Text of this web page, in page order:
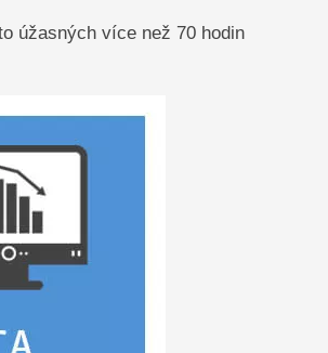
úžasných více než 70 hodin